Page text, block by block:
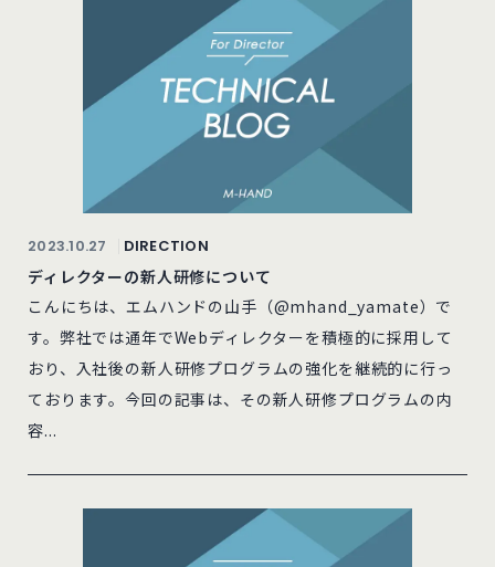
2023.10.27 DIRECTION
ディレクターの新人研修について
こんにちは、エムハンドの山手（@mhand_yamate）で
す。弊社では通年でWebディレクターを積極的に採用して
おり、入社後の新人研修プログラムの強化を継続的に行っ
ております。今回の記事は、その新人研修プログラムの内
容...